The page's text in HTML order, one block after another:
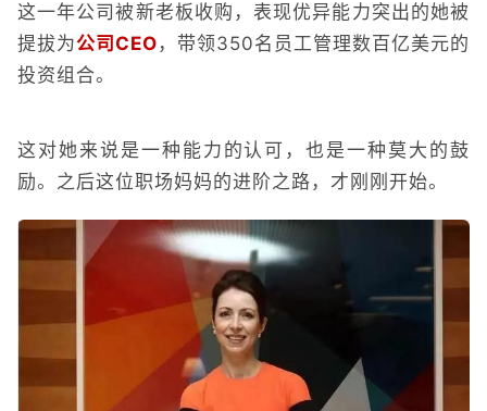
这一年公司被新老板收购，表现优异能力突出的她被
提拔为公司CEO ，带领350名员工管理数百亿美元的
投资组合。
这对她来说是一种能力的认可，也是一种莫大的鼓
励。之后这位职场妈妈的进阶之路，才刚刚开始。